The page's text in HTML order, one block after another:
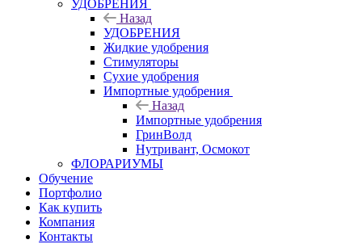
УДОБРЕНИЯ
Назад
УДОБРЕНИЯ
Жидкие удобрения
Стимуляторы
Сухие удобрения
Импортные удобрения
Назад
Импортные удобрения
ГринВолд
Нутривант, Осмокот
ФЛОРАРИУМЫ
Обучение
Портфолио
Как купить
Компания
Контакты